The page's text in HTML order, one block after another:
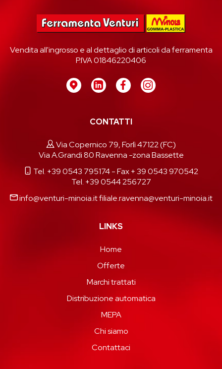
Vendita all'ingrosso e al dettaglio di articoli da ferramenta
P.IVA 01846220406
CONTATTI
Via Copernico 79, Forlì 47122 (FC)
Via A.Grandi 80 Ravenna -zona Bassette
Tel. +39 0543 795174- Fax + 39 0543 970542
Tel. +39 0544 256727
info@venturi-minoia.itfiliale.ravenna@venturi-minoia.it
LINKS
Home
Offerte
Marchi trattati
Distribuzione automatica
MEPA
Chi siamo
Contattaci